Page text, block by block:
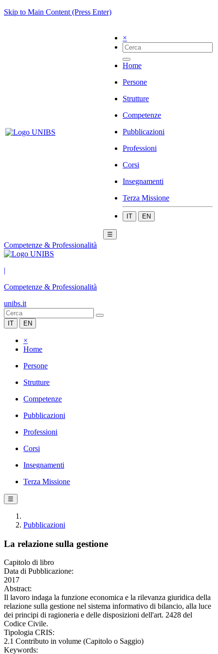
Skip to Main Content (Press Enter)
×
Home
Persone
Strutture
Competenze
Pubblicazioni
Professioni
Corsi
Insegnamenti
Terza Missione
IT EN
☰
Competenze & Professionalità
|
Competenze & Professionalità
unibs.it
IT EN
×
Home
Persone
Strutture
Competenze
Pubblicazioni
Professioni
Corsi
Insegnamenti
Terza Missione
☰
Pubblicazioni
La relazione sulla gestione
Capitolo di libro
Data di Pubblicazione:
2017
Abstract:
Il lavoro indaga la funzione economica e la rilevanza giuridica della
relazione sulla gestione nel sistema informativo di bilancio, alla luce
dei principi di ragioneria e delle disposizioni dell'art. 2428 del
Codice Civile.
Tipologia CRIS:
2.1 Contributo in volume (Capitolo o Saggio)
Keywords: